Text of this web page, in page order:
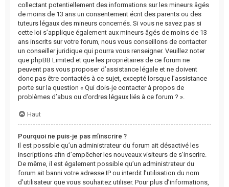
collectant potentiellement des informations sur les mineurs âgés
de moins de 13 ans un consentement écrit des parents ou des
tuteurs légaux des mineurs concernés. Si vous ne savez pas si
cette loi s’applique également aux mineurs âgés de moins de 13
ans inscrits sur votre forum, nous vous conseillons de contacter
un conseiller juridique qui pourra vous renseigner. Veuillez noter
que phpBB Limited et que les propriétaires de ce forum ne
peuvent pas vous proposer d’assistance légale et ne doivent
donc pas être contactés à ce sujet, excepté lorsque l’assistance
porte sur la question « Qui dois-je contacter à propos de
problèmes d’abus ou d’ordres légaux liés à ce forum ? ».
Haut
Pourquoi ne puis-je pas m’inscrire ?
Il est possible qu’un administrateur du forum ait désactivé les
inscriptions afin d’empêcher les nouveaux visiteurs de s’inscrire.
De même, il est également possible qu’un administrateur du
forum ait banni votre adresse IP ou interdit l’utilisation du nom
d’utilisateur que vous souhaitez utiliser. Pour plus d’informations,